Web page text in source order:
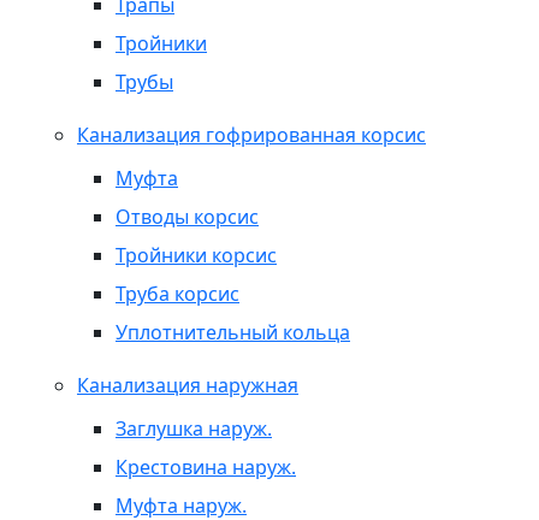
Тройники
Трубы
Канализация гофрированная корсис
Муфта
Отводы корсис
Тройники корсис
Труба корсис
Уплотнительный кольца
Канализация наружная
Заглушка наруж.
Крестовина наруж.
Муфта наруж.